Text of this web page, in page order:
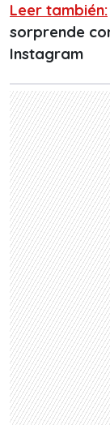
Leer también:
sorprende
Instagram